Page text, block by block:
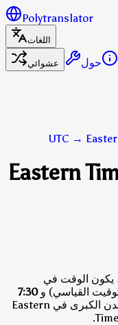
Polytranslator
اللغات
عشوائي
حول
UTC →
و7:30
تشمل المدن الكبرى في Eastern